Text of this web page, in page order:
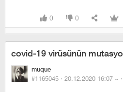
0 0
covid-19 virüsünün
muque
#1165045 · 20.12.2020 16:07 ~ ·